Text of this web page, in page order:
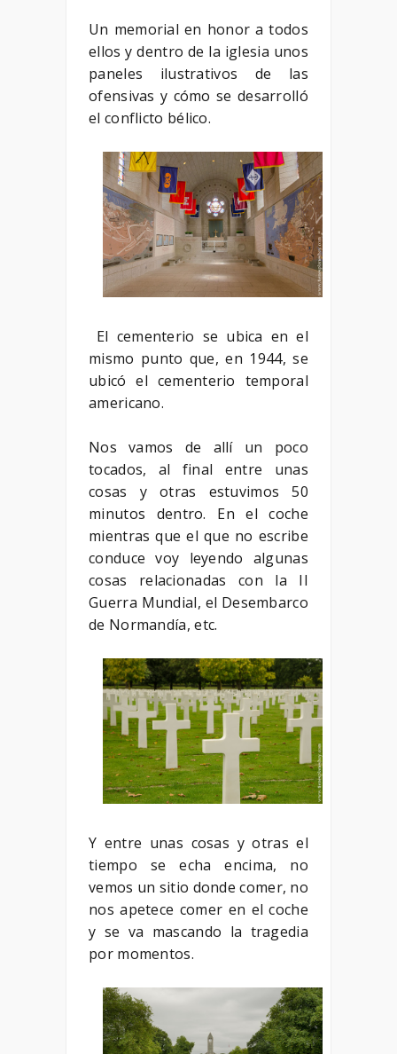
Un memorial en honor a todos
ellos y dentro de la iglesia unos
paneles ilustrativos de las
ofensivas y cómo se desarrolló
el conflicto bélico.
El cementerio se ubica en el
mismo punto que, en 1944, se
ubicó el cementerio temporal
americano.
Nos vamos de allí un poco
tocados, al final entre unas
cosas y otras estuvimos 50
minutos dentro. En el coche
mientras que el que no escribe
conduce voy leyendo algunas
cosas relacionadas con la II
Guerra Mundial, el Desembarco
de Normandía, etc.
Y entre unas cosas y otras el
tiempo se echa encima, no
vemos un sitio donde comer, no
nos apetece comer en el coche
y se va mascando la tragedia
por momentos.